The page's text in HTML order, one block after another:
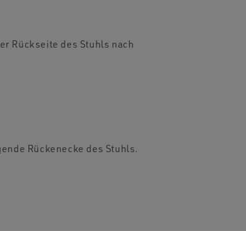
Rückseite des Stuhls nach
Rückenecke des Stuhls.